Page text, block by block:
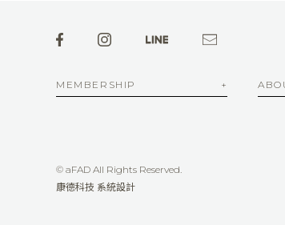
MEMBERSHIP
© aFAD All Rights Reserved.
康德科技 系統設計